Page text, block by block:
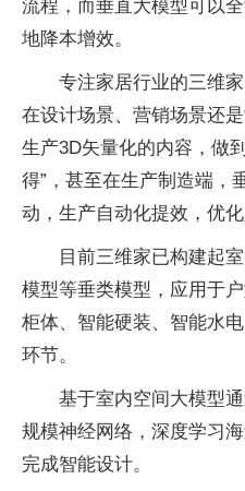
流程，而垂直大模型可以
地降本增效。
专注家居行业的三维
在设计场景、营销场景还
生产3D矢量化的内容，做
得”，甚至在生产制造端，
动，生产自动化提效，优
目前三维家已构建起
模型等垂类模型，应用于
柜体、智能硬装、智能水
环节。
基于室内空间大模型
规模神经网络，深度学习
完成智能设计。